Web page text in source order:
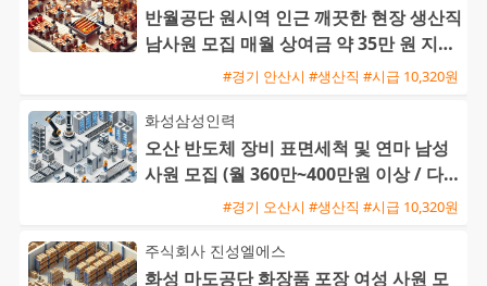
반월공단 원시역 인근 깨끗한 현장 생산직
남사원 모집 매월 상여금 약 35만 원 지급
및 삼시세끼 제공#경기 안산시 #생산직 #시급 10,320원
화성삼성인력
오산 반도체 장비 표면세척 및 연마 남성
사원 모집 (월 360만~400만원 이상 / 다양
한 수당 혜택)#경기 오산시 #생산직 #시급 10,320원
주식회사 진성엘에스
화성 마도공단 화장품 포장 여성 사원 모